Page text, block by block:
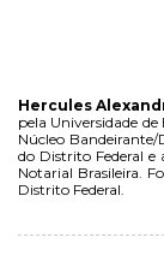
Hercules
pela Universidade
Núcleo
do Distrito Federal e
Notarial Brasileira.
Distrito Federal.